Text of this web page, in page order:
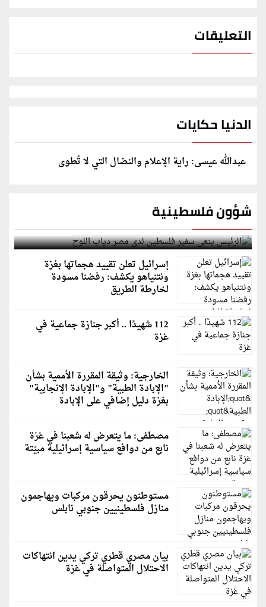
التعليقات
الدنيا حكايات
عبدالله عيسى: راية الإعلام والنضال التي لا تُطوى
شؤون فلسطينية
الرئيس ينعى سفير فلسطين لدى مصر دياب اللوح
إسرائيل تعلن تقييد هجماتها بغزة
ونتنياهو يكشف: رفضنا مسودة
لخارطة الطريق
112 شهيدًا .. أكبر جنازة جماعية في
غزة
الخارجية: وثيقة المقررة الأممية بشأن
"الإبادة الطبية" و"الإبادة الإنجابية"
بغزة دليل إضافي على الإبادة
مصطفى: ما يتعرض له شعبنا في غزة
نابع من دوافع سياسية إسرائيلية مبيّتة
مستوطنون يحرقون مركبات ويهاجمون
منازل فلسطينيين جنوبي نابلس
بيان مصري قطري تركي يدين انتهاكات
الاحتلال المتواصلة في غزة